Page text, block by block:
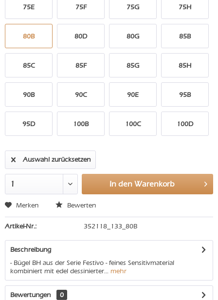
75E 75F 75G 75H
80B 80D 80G 85B
85C 85F 85G 85H
90B 90C 90E 95B
95D 100B 100C 100D
Auswahl zurücksetzen
In den Warenkorb
Merken Bewerten
Artikel-Nr.: 352118_133_80B
Beschreibung
- Bügel BH aus der Serie Festivo - feines Sensitivmaterial
kombiniert mit edel dessinierter... mehr
Bewertungen
0